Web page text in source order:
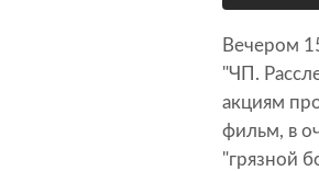
Вечером
"ЧП.
акциям
фильм, в
"грязной